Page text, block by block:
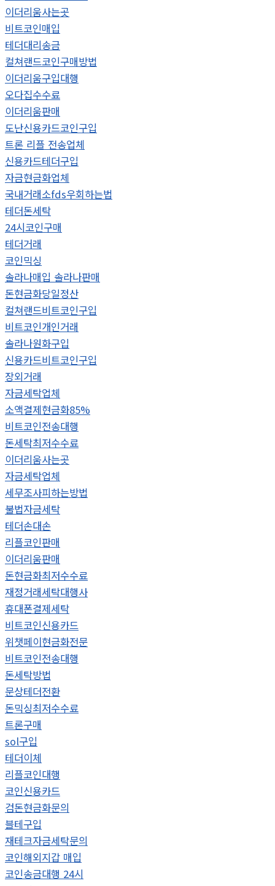
이더리움사는곳
비트코인매입
테더대리송금
컬쳐랜드코인구매방법
이더리움구입대행
오다집수수료
이더리움판매
도난신용카드코인구입
트론 리플 전송업체
신용카드테더구입
자금현금화업체
국내거래소fds우회하는법
테더돈세탁
24시코인구매
테더거래
코인믹싱
솔라나매입 솔라나판매
돈현금화당일정산
컬쳐랜드비트코인구입
비트코인개인거래
솔라나원화구입
신용카드비트코인구입
장외거래
자금세탁업체
소액결제현금화85%
비트코인전송대행
돈세탁최저수수료
이더리움사는곳
자금세탁업체
세무조사피하는방법
불법자금세탁
테더손대손
리플코인판매
이더리움판매
돈현금화최저수수료
재정거래세탁대행사
휴대폰결제세탁
비트코인신용카드
위챗페이현금화전문
비트코인전송대행
돈세탁방법
문상테더전환
돈믹싱최저수수료
트론구매
sol구입
테더이체
리플코인대행
코인신용카드
검돈현금화문의
블테구입
재테크자금세탁문의
코인해외지갑 매입
코인송금대행 24시